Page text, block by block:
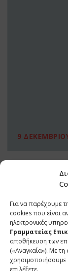
Για να παρέχουμε
cookies που είναι
ηλεκτρονικές
Γραμματείας
αποθήκευση των
(«Αναγκαία»). Με
επιλέξετε.
9